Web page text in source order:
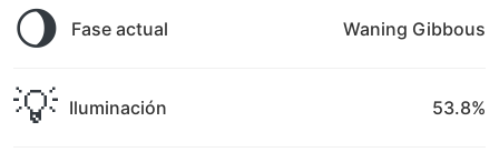
🌖 Fase actual Waning Gibbous
💡 Iluminación 53.8%